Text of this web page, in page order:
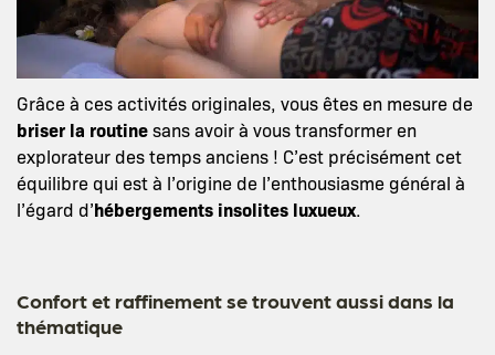
Grâce à ces activités originales, vous êtes en mesure de
briser la routinesans avoir à vous transformer en
explorateur des temps anciens ! C’est précisément cet
équilibre qui est à l’origine de l’enthousiasme général à
l’égard d’hébergements insolites luxueux.
Confort et raffinement se trouvent aussi dans la
thématique